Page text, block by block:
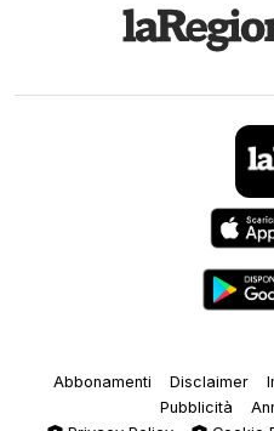
Abbonamenti Disclaimer
Pubblicità